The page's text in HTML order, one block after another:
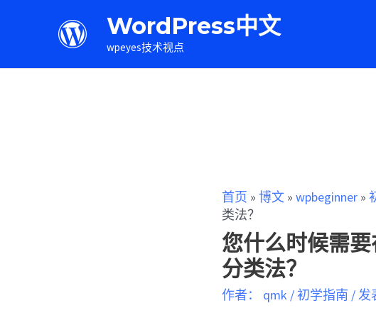
WordPress中文
wpeyes技术视点
首页 »博文 »wpbeginner »
类法？
您什么时候需
分类法？
作者： qmk /初学指南 /发